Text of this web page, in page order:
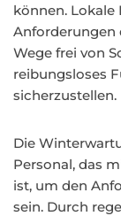
können. Lokale
Anforderungen
Wege frei von
reibungsloses
sicherzustellen.
Die
Personal, das
ist, um den
sein. Durch